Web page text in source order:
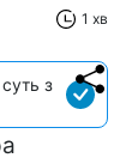
1 хв
з